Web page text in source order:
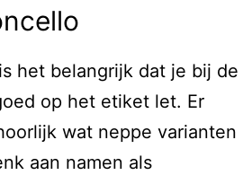
is het belangrijk dat je bij de
op het etiket let. Er
wat neppe varianten
aan namen als